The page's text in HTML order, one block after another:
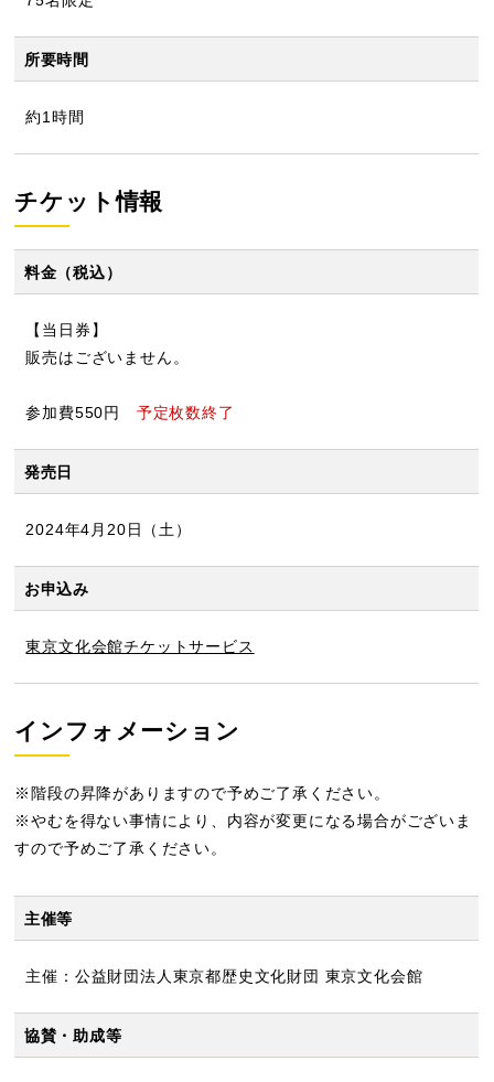
所要時間
約1時間
チケット情報
料金（税込）
【当日券】
販売はございません。
参加費550円 予定枚数終了
発売日
2024年4月20日（土）
お申込み
東京文化会館チケットサービス
インフォメーション
※階段の昇降がありますので予めご了承ください。
※やむを得ない事情により、内容が変更になる場合がございま
すので予めご了承ください。
主催等
主催：公益財団法人東京都歴史文化財団 東京文化会館
協賛・助成等